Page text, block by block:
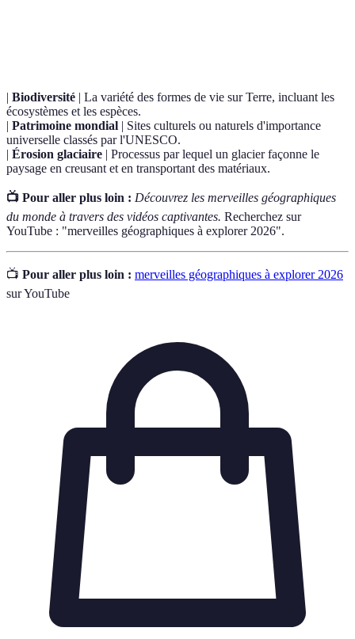
| Biodiversité | La variété des formes de vie sur Terre, incluant les
écosystèmes et les espèces.
| Patrimoine mondial | Sites culturels ou naturels d'importance
universelle classés par l'UNESCO.
| Érosion glaciaire | Processus par lequel un glacier façonne le
paysage en creusant et en transportant des matériaux.
📺 Pour aller plus loin : Découvrez les merveilles géographiques
du monde à travers des vidéos captivantes. Recherchez sur
YouTube : "merveilles géographiques à explorer 2026".
📺 Pour aller plus loin : merveilles géographiques à explorer 2026
sur YouTube